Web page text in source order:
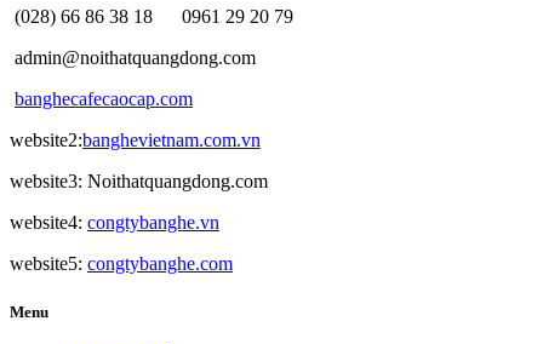
(028) 66 86 38 18
0961 29 20 79
admin@noithatquangdong.com
banghecafecaocap.com
website2:banghevietnam.com.vn
website3: Noithatquangdong.com
website4: congtybanghe.vn
website5: congtybanghe.com
Menu